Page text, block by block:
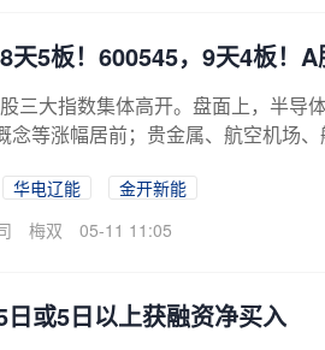
天5板！600545，9天4板！
三大指数集体高开。盘面上，半导
念等涨幅居前；贵金属、航空机场
华电辽能
金开新能
梅双 05-11 11:05
日或5日以上获融资净买入